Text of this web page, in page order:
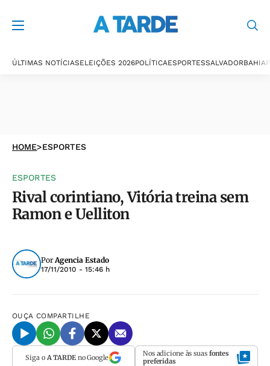
ÚLTIMAS NOTÍCIASELEIÇÕES 2026POLÍTICAESPORTESSALVADORBAHIA
HOME>ESPORTES
ESPORTES
Rival corintiano, Vitória treina sem
Ramon e Uelliton
PorAgencia Estado
17/11/2010 - 15:46 h
OUÇA COMPARTILHE
Siga o A TARDEno Google Nos adicione às suas fontes
preferidas